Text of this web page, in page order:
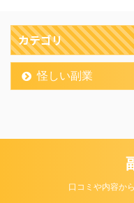
るかもしれませんが、
れから勉強を始めて知
を得ようと思うと時間
かりがかかってしまいま
す。 ...
日本人には馴染みのな
会社だと思います。 実
は、海外の会社なんで
す。 「LUKINUTS」
そらく会社名です。
「LIMITED」というの
は、日本語で「株式会
社」「有限会社」にな
カテゴリ
怪しい副業
口コミや内容か